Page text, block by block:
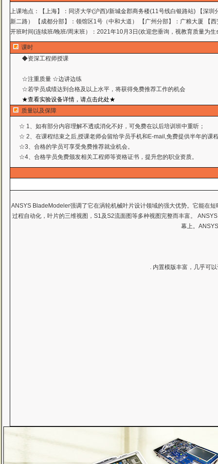
上课地点：
【上海】：同济大学(沪西)/新城金郡商务楼(11号线白银路站) 【深
新二路） 【成都分部】：领馆区1号（中和大道） 【广州分部】：广粮大厦 【
开班时间(连续班/晚班/周末班）：2021年10月3日(欢迎您垂询，视教育质量为生
课时
◆资深工程师授课
☆注重质量 ☆边讲边练
☆若学员成绩达到合格及以上水平，将获得免费推荐工作的机会
★查看实验设备详情，请点击此处★
质量以及保障
☆ 1、如有部分内容理解不透或消化不好，可免费在以后培训班中重听；
☆ 2、在课程结束之后,授课老师会留给学员手机和E-mail,免费提供半年的课
☆3、合格的学员可享受免费推荐就业机会。
☆4、合格学员免费颁发相关工程师等资格证书，提升您的职业资质。
ANSYS BladeModeler强调了它在涡轮机械叶片设计领域的强大优势。它能在
过程自动化，叶片的三维视图，S1及S2流面图等多种视图完整而丰富。
幕上。
. 内置模版丰富，几乎可